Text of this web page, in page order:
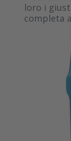
loro i
completa